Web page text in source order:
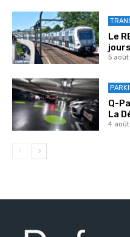
Le
5
Q-
La
4